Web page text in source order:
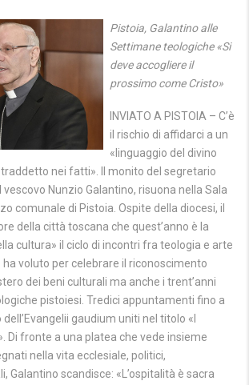
Pistoia, Galantino alle
Settimane teologiche «Si
deve accogliere il
prossimo come Cristo»
INVIATO A PISTOIA – C’è
il rischio di affidarci a un
«linguaggio del divino
nei fatti». Il monito del segretario
vescovo Nunzio Galantino, risuona nella Sala
comunale di Pistoia. Ospite della diocesi, il
della città toscana che quest’anno è la
cultura» il ciclo di incontri fra teologia e arte
ha voluto per celebrare il riconoscimento
dei beni culturali ma anche i trent’anni
pistoiesi. Tredici appuntamenti fino a
gaudium uniti nel titolo «I
Di fronte a una platea che vede insieme
nella vita ecclesiale, politici,
Galantino scandisce: «L’ospitalità è sacra